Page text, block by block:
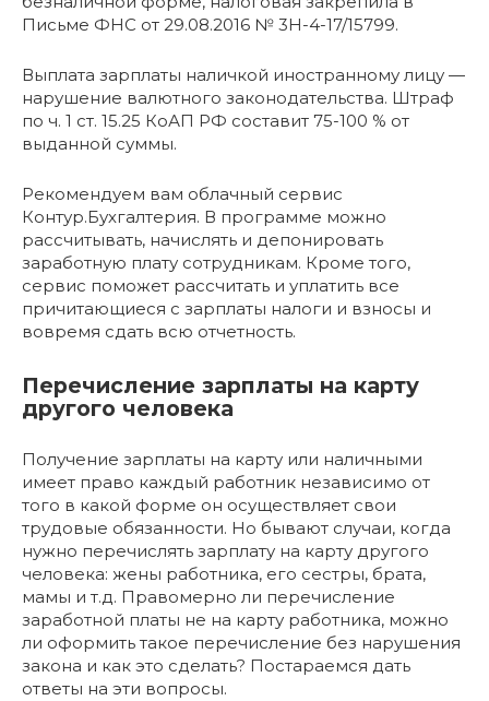
Письме ФНС от 29.08.2016 № 3Н-4-17/15799.
Выплата зарплаты наличкой иностранному лицу —
нарушение валютного законодательства. Штраф
по ч. 1 ст. 15.25 КоАП РФ составит 75-100 % от
выданной суммы.
Рекомендуем вам облачный сервис
Контур.Бухгалтерия. В программе можно
рассчитывать, начислять и депонировать
заработную плату сотрудникам. Кроме того,
сервис поможет рассчитать и уплатить все
причитающиеся с зарплаты налоги и взносы и
вовремя сдать всю отчетность.
Перечисление зарплаты на карту
другого человека
Получение зарплаты на карту или наличными
имеет право каждый работник независимо от
того в какой форме он осуществляет свои
трудовые обязанности. Но бывают случаи, когда
нужно перечислять зарплату на карту другого
человека: жены работника, его сестры, брата,
мамы и т.д. Правомерно ли перечисление
заработной платы не на карту работника, можно
ли оформить такое перечисление без нарушения
закона и как это сделать? Постараемся дать
ответы на эти вопросы.